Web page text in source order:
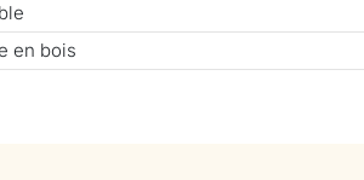
en bois